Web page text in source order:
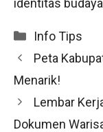
identitas
Categories
Info Tips
Peta
Menarik!
Lembar
Dokumen